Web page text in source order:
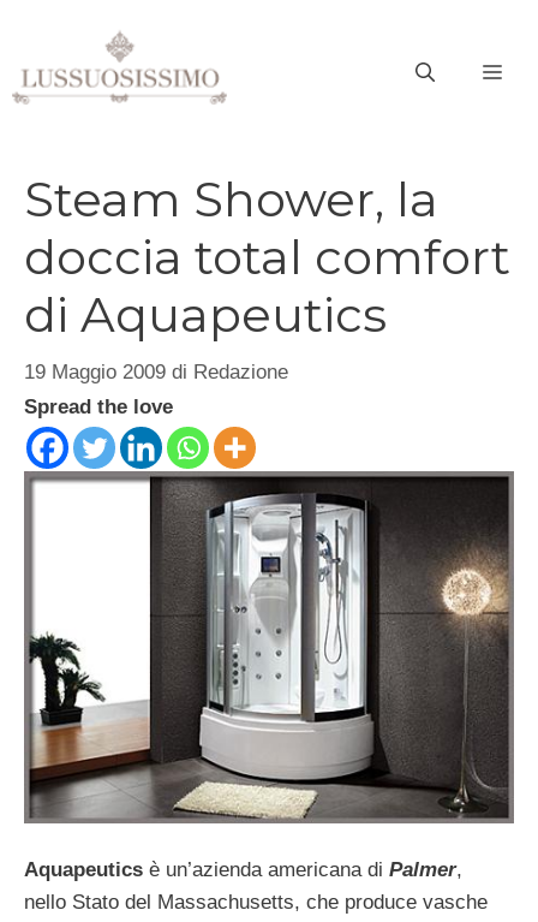
contenuto
Steam Shower, la
doccia total comfort
di Aquapeutics
19 Maggio 2009 di Redazione
Spread the love
Aquapeutics è un’azienda americana di Palmer,
nello Stato del Massachusetts, che produce vasche